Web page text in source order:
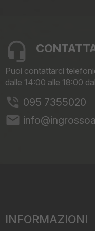
Puoi contattarci
dalle 14:00 alle 18:00
095 7355020
email
INFORMAZIONI